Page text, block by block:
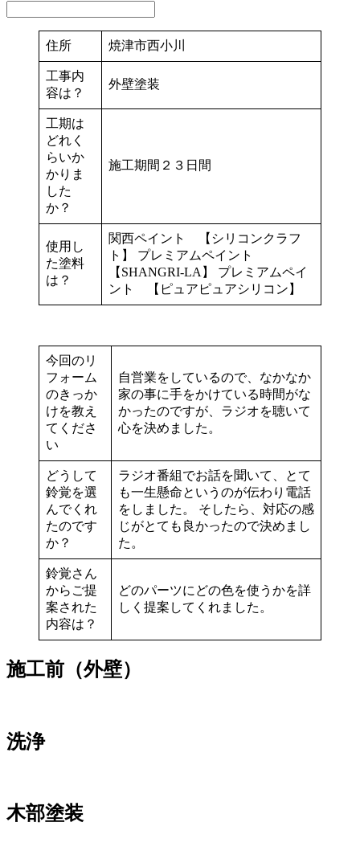
住所 焼津市西小川
工事内
容は？
外壁塗装
工期は
どれく
らいか
かりま
した
か？
施工期間２３日間
使用し
た塗料
は？
関西ペイント 【シリコンクラフ
ト】 プレミアムペイント
【SHANGRI-LA】 プレミアムペイ
ント 【ピュアピュアシリコン】
今回のリ
フォーム
のきっか
けを教え
てくださ
い
自営業をしているので、なかなか
家の事に手をかけている時間がな
かったのですが、ラジオを聴いて
心を決めました。
どうして
鈴覚を選
んでくれ
たのです
か？
ラジオ番組でお話を聞いて、とて
も一生懸命というのが伝わり電話
をしました。 そしたら、対応の感
じがとても良かったので決めまし
た。
鈴覚さん
からご提
案された
内容は？
どのパーツにどの色を使うかを詳
しく提案してくれました。
施工前（外壁）
洗浄
木部塗装